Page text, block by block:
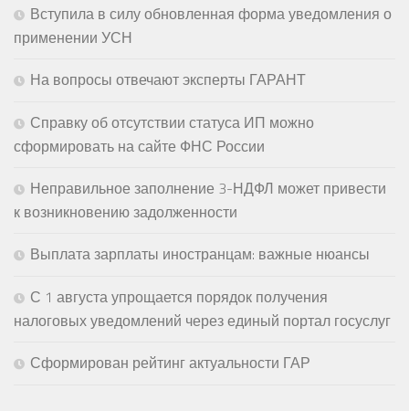
Вступила в силу обновленная форма уведомления о
применении УСН
На вопросы отвечают эксперты ГАРАНТ
Справку об отсутствии статуса ИП можно
сформировать на сайте ФНС России
Неправильное заполнение 3-НДФЛ может привести
к возникновению задолженности
Выплата зарплаты иностранцам: важные нюансы
С 1 августа упрощается порядок получения
налоговых уведомлений через единый портал госуслуг
Сформирован рейтинг актуальности ГАР